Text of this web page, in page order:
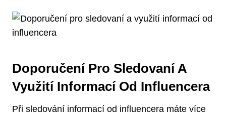
Doporučení Pro Sledovaní A
Využití Informací Od Influencera
Při sledování informací od influencera máte více